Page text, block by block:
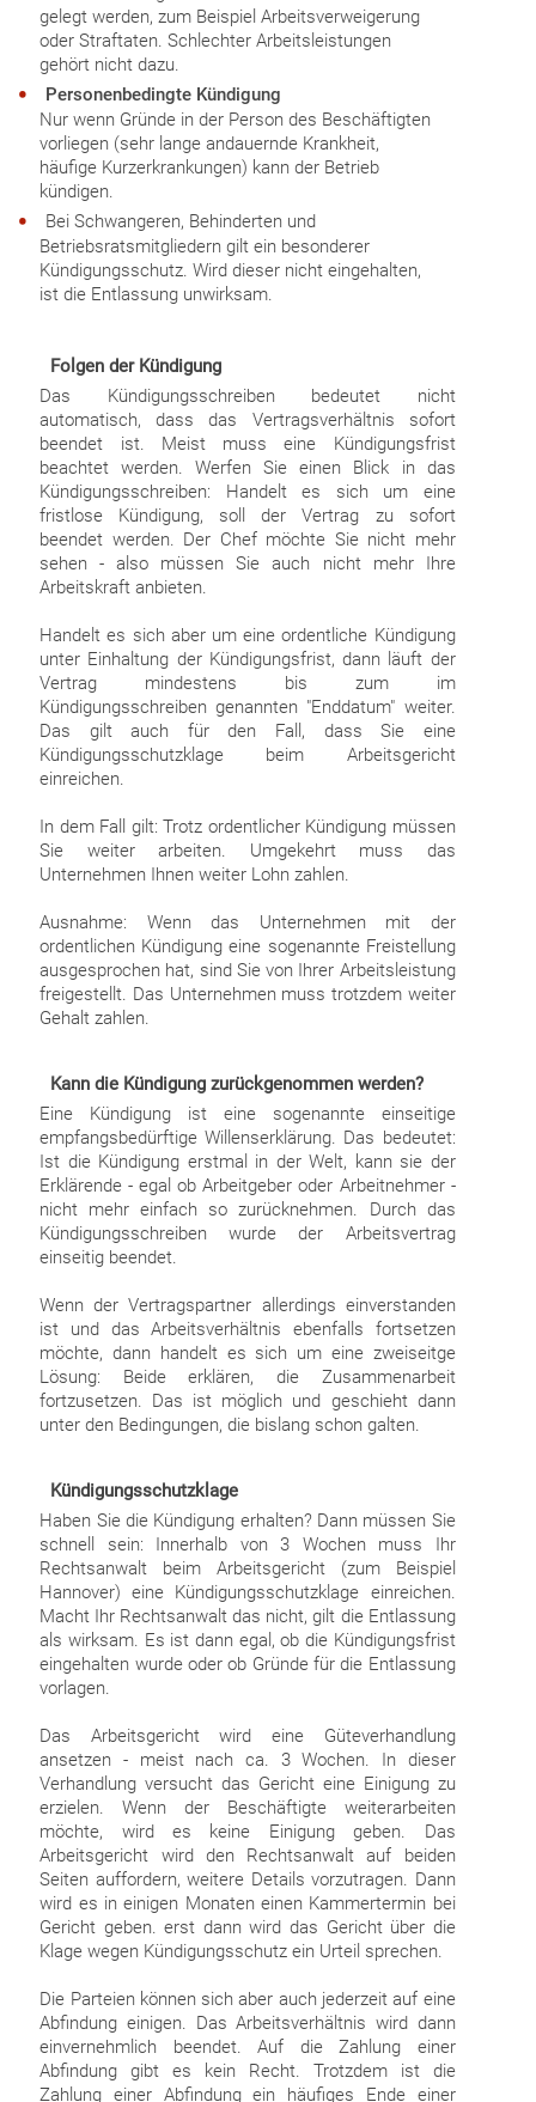
gelegt werden, zum Beispiel Arbeitsverweigerung
oder Straftaten. Schlechter Arbeitsleistungen
gehört nicht dazu.
Personenbedingte Kündigung
Nur wenn Gründe in der Person des Beschäftigten
vorliegen (sehr lange andauernde Krankheit,
häufige Kurzerkrankungen) kann der Betrieb
kündigen.
Bei Schwangeren, Behinderten und
Betriebsratsmitgliedern gilt ein besonderer
Kündigungsschutz. Wird dieser nicht eingehalten,
ist die Entlassung unwirksam.
Folgen der Kündigung
Das Kündigungsschreiben bedeutet nicht
automatisch, dass das Vertragsverhältnis sofort
beendet ist. Meist muss eine Kündigungsfrist
beachtet werden. Werfen Sie einen Blick in das
Kündigungsschreiben: Handelt es sich um eine
fristlose Kündigung, soll der Vertrag zu sofort
beendet werden. Der Chef möchte Sie nicht mehr
sehen - also müssen Sie auch nicht mehr Ihre
Arbeitskraft anbieten.
Handelt es sich aber um eine ordentliche Kündigung
unter Einhaltung der Kündigungsfrist, dann läuft der
Vertrag mindestens bis zum im
Kündigungsschreiben genannten "Enddatum" weiter.
Das gilt auch für den Fall, dass Sie eine
Kündigungsschutzklage beim Arbeitsgericht
einreichen.
In dem Fall gilt: Trotz ordentlicher Kündigung müssen
Sie weiter arbeiten. Umgekehrt muss das
Unternehmen Ihnen weiter Lohn zahlen.
Ausnahme: Wenn das Unternehmen mit der
ordentlichen Kündigung eine sogenannte Freistellung
ausgesprochen hat, sind Sie von Ihrer Arbeitsleistung
freigestellt. Das Unternehmen muss trotzdem weiter
Gehalt zahlen.
Kann die Kündigung zurückgenommen werden?
Eine Kündigung ist eine sogenannte einseitige
empfangsbedürftige Willenserklärung. Das bedeutet:
Ist die Kündigung erstmal in der Welt, kann sie der
Erklärende - egal ob Arbeitgeber oder Arbeitnehmer -
nicht mehr einfach so zurücknehmen. Durch das
Kündigungsschreiben wurde der Arbeitsvertrag
einseitig beendet.
Wenn der Vertragspartner allerdings einverstanden
ist und das Arbeitsverhältnis ebenfalls fortsetzen
möchte, dann handelt es sich um eine zweiseitge
Lösung: Beide erklären, die Zusammenarbeit
fortzusetzen. Das ist möglich und geschieht dann
unter den Bedingungen, die bislang schon galten.
Kündigungsschutzklage
Haben Sie die Kündigung erhalten? Dann müssen Sie
schnell sein: Innerhalb von 3 Wochen muss Ihr
Rechtsanwalt beim Arbeitsgericht (zum Beispiel
Hannover) eine Kündigungsschutzklage einreichen.
Macht Ihr Rechtsanwalt das nicht, gilt die Entlassung
als wirksam. Es ist dann egal, ob die Kündigungsfrist
eingehalten wurde oder ob Gründe für die Entlassung
vorlagen.
Das Arbeitsgericht wird eine Güteverhandlung
ansetzen - meist nach ca. 3 Wochen. In dieser
Verhandlung versucht das Gericht eine Einigung zu
erzielen. Wenn der Beschäftigte weiterarbeiten
möchte, wird es keine Einigung geben. Das
Arbeitsgericht wird den Rechtsanwalt auf beiden
Seiten auffordern, weitere Details vorzutragen. Dann
wird es in einigen Monaten einen Kammertermin bei
Gericht geben. erst dann wird das Gericht über die
Klage wegen Kündigungsschutz ein Urteil sprechen.
Die Parteien können sich aber auch jederzeit auf eine
Abfindung einigen. Das Arbeitsverhältnis wird dann
einvernehmlich beendet. Auf die Zahlung einer
Abfindung gibt es kein Recht. Trotzdem ist die
Zahlung einer Abfindung ein häufiges Ende einer